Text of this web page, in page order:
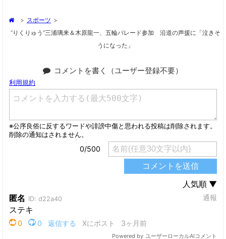
> スポーツ >
“りくりゅう”三浦璃来＆木原龍一、五輪パレード参加 沿道の声援に「泣きそ
うになった」
コメントを書く（ユーザー登録不要）